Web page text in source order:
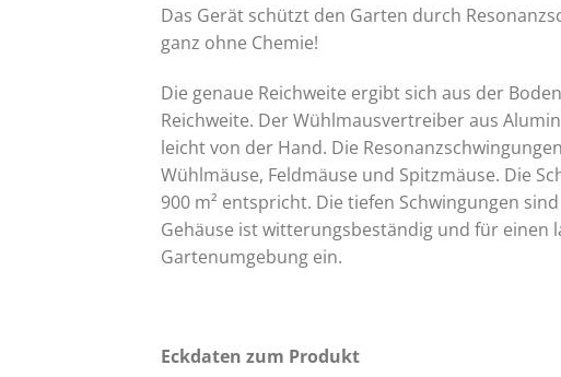
Das Gerät schützt den Garten durch
ganz ohne Chemie!
Die genaue Reichweite ergibt sich aus der
Reichweite. Der Wühlmausvertreiber aus
leicht von der Hand. Die
Wühlmäuse, Feldmäuse und Spitzmäuse. Die
900 m² entspricht. Die tiefen Schwingungen
Gehäuse ist witterungsbeständig und für einen
Gartenumgebung ein.
Eckdaten zum Produkt